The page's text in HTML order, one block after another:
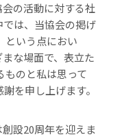
の活動に対する社
は、当協会の掲げ
という点におい
な場面で、表立た
ものと私は思って
を申し上げます。
設20周年を迎えま